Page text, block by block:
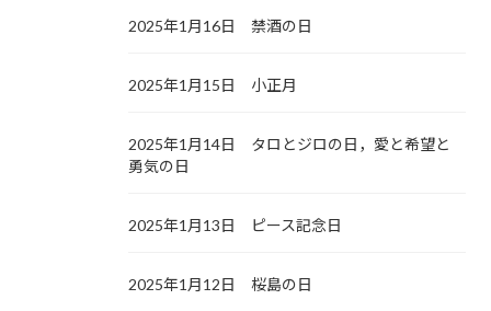
2025年1月16日 禁酒の日
2025年1月15日 小正月
2025年1月14日 タロとジロの日，愛と希望と
勇気の日
2025年1月13日 ピース記念日
2025年1月12日 桜島の日